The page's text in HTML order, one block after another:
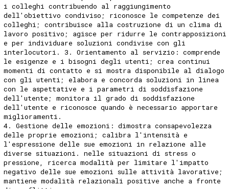
i colleghi contribuendo al raggiungimento
dell'obiettivo condiviso; riconosce le competenze dei
colleghi; contribuisce alla costruzione di un clima di
lavoro positivo; agisce per ridurre le contrapposizioni
e per individuare soluzioni condivise con gli
interlocutori. 3. Orientamento al servizio: comprende
le esigenze e i bisogni degli utenti; crea continui
momenti di contatto e si mostra disponibile al dialogo
con gli utenti; elabora e concorda soluzioni in linea
con le aspettative e i parametri di soddisfazione
dell'utente; monitora il grado di soddisfazione
dell'utente e riconosce quando è necessario apportare
miglioramenti.
4. Gestione delle emozioni: dimostra consapevolezza
delle proprie emozioni; calibra l'intensità e
l'espressione delle sue emozioni in relazione alle
diverse situazioni. nelle situazioni di stress o
pressione, ricerca modalità per limitare l'impatto
negativo delle sue emozioni sulle attività lavorative;
mantiene modalità relazionali positive anche a fronte